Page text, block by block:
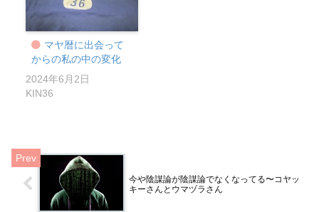
マヤ暦に出会って
からの私の中の変化
2024年6月2日
KIN36
今や陰謀論が陰謀論でなくなってる〜コヤッ
キーさんとウマヅラさん